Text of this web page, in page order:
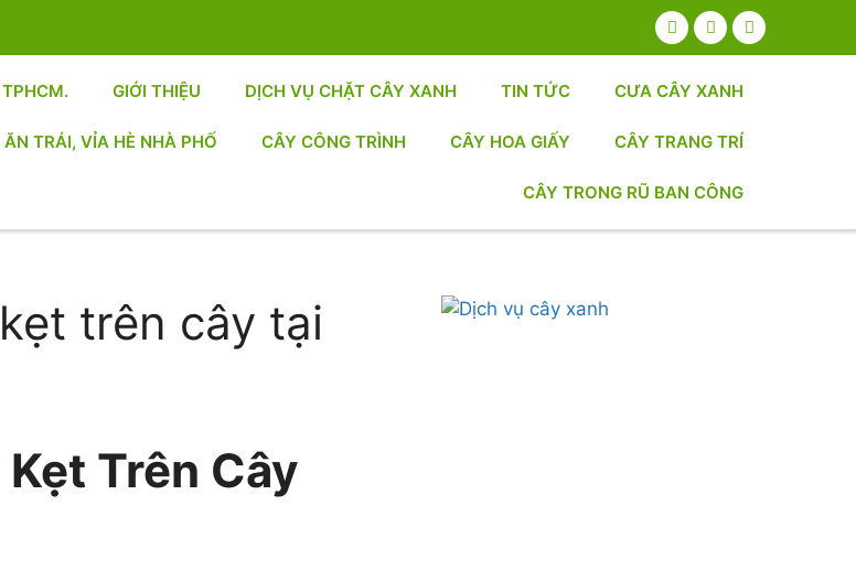
GIỚI THIỆU DỊCH VỤ CHẶT CÂY XANH TIN TỨC CƯA CÂY XANH
TRÁI, VỈA HÈ NHÀ PHỐ CÂY CÔNG TRÌNH CÂY HOA GIẤY CÂY TRANG TRÍ
CÂY TRONG RŨ BAN CÔNG
trên cây tại
Trên Cây